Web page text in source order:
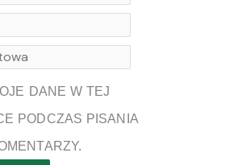
DANE W TEJ
PODCZAS PISANIA